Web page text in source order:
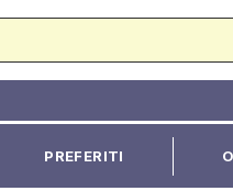
PREFERITI